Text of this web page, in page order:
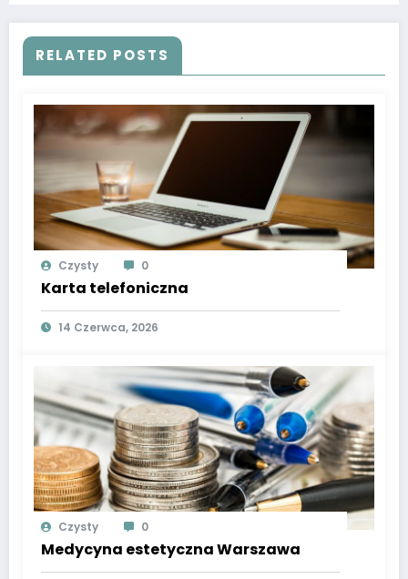
RELATED POSTS
Czysty 0
Karta telefoniczna
14 Czerwca, 2026
Czysty 0
Medycyna estetyczna Warszawa